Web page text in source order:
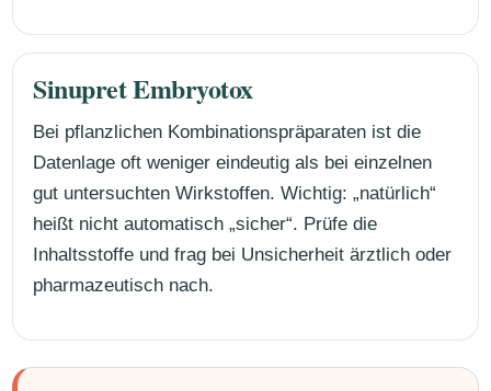
Sinupret Embryotox
Bei pflanzlichen Kombinationspräparaten ist die
Datenlage oft weniger eindeutig als bei einzelnen
gut untersuchten Wirkstoffen. Wichtig: „natürlich“
heißt nicht automatisch „sicher“. Prüfe die
Inhaltsstoffe und frag bei Unsicherheit ärztlich oder
pharmazeutisch nach.